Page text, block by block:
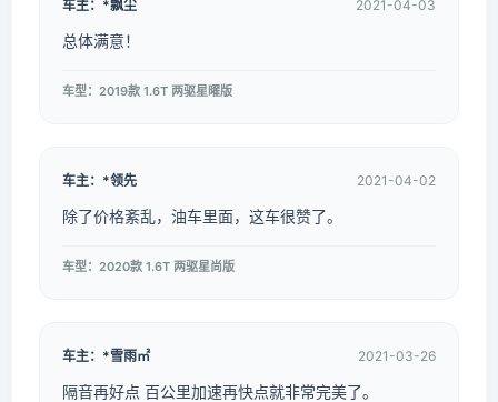
车主：*飘尘 2021-04-03
总体满意！
车型：2019款 1.6T 两驱星曜版
车主：*领先 2021-04-02
除了价格紊乱，油车里面，这车很赞了。
车型：2020款 1.6T 两驱星尚版
车主：*雪雨㎡ 2021-03-26
隔音再好点 百公里加速再快点就非常完美了。